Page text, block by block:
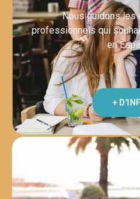
Nous guidons les
professionnels qui
en
+